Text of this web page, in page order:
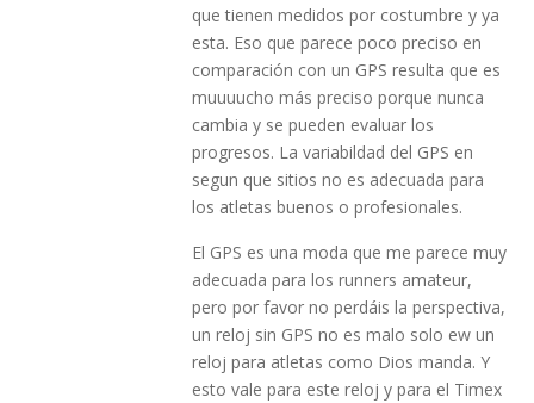
que tienen medidos por costumbre y ya
esta. Eso que parece poco preciso en
comparación con un GPS resulta que es
muuuucho más preciso porque nunca
cambia y se pueden evaluar los
progresos. La variabildad del GPS en
segun que sitios no es adecuada para
los atletas buenos o profesionales.
El GPS es una moda que me parece muy
adecuada para los runners amateur,
pero por favor no perdáis la perspectiva,
un reloj sin GPS no es malo solo ew un
reloj para atletas como Dios manda. Y
esto vale para este reloj y para el Timex